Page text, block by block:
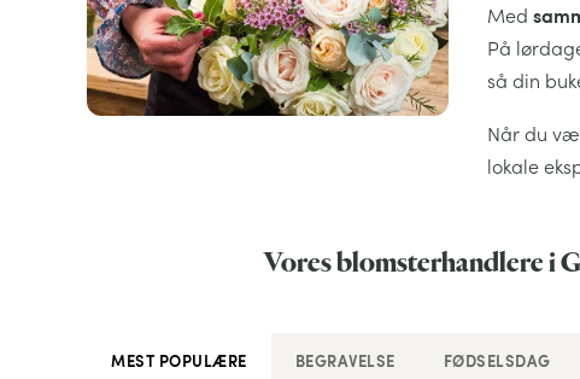
Med
På
så din
Når du
lokale
Vores blomsterhandlere i
MEST POPULÆRE BEGRAVELSE FØDSELSDAG